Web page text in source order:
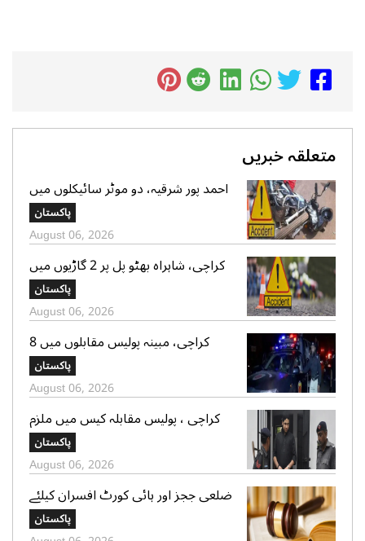
متعلقہ خبریں
احمد پور شرقیہ، دو موٹر سائیکلوں میں
پاکستان
August 06, 2026
کراچی، شاہراہ بھٹو پل پر 2 گاڑیوں میں
پاکستان
August 06, 2026
کراچی، مبینہ پولیس مقابلوں میں 8
زخمی سمیت 12 ڈاکو گرفتار، اسلحہ،
موبائل فونز، کیش رقم اور موٹر سائیکلیں
برآمد
پاکستان
August 06, 2026
کراچی ، پولیس مقابلہ کیس میں ملزم
شاہ زیب کی دو مقدمات میں ضمانت
منظور، 70،70 ہزار روپے کے مچلکے جمع
کروانے کا حکم
پاکستان
August 06, 2026
ضلعی ججز اور ہائی کورٹ افسران کیلئے
ٹرانسپورٹ مونیٹائزیشن الائونس میں
اضافہ،نوٹیفیکیشن جاری
پاکستان